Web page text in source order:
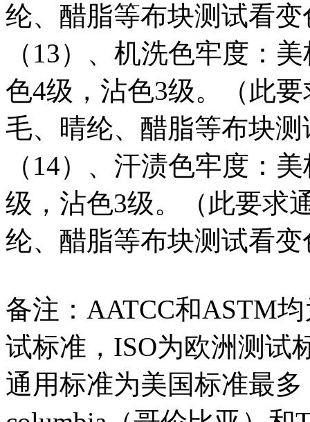
纶、醋脂等布块测试看
（13）、机洗色牢度：
色4级，沾色3级。（此
毛、晴纶、醋脂等布块
（14）、汗渍色牢度：
级，沾色3级。（此要求
纶、醋脂等布块测试看
备注：AATCC和ASTM
试标准，ISO为欧洲测试
通用标准为美国标准最